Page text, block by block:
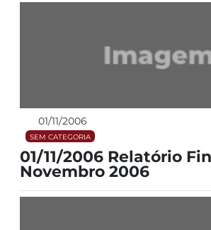
01/11/2006
SEM CATEGORIA
01/11/2006 Relatório
Novembro 2006